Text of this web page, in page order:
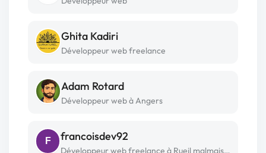
Ghita Kadiri
Développeur web freelance
Adam Rotard
Développeur web à Angers
F francoisdev92
Développeur web freelance à Rueil malmaison